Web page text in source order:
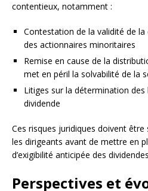
contentieux, notamment :
Contestation de la validité de
des actionnaires minoritaires
Remise en cause de la
met en péril la solvabilité de la
Litiges sur la détermination
dividende
Ces risques juridiques doivent
les dirigeants avant de mettre en
d’exigibilité anticipée des
Perspectives et